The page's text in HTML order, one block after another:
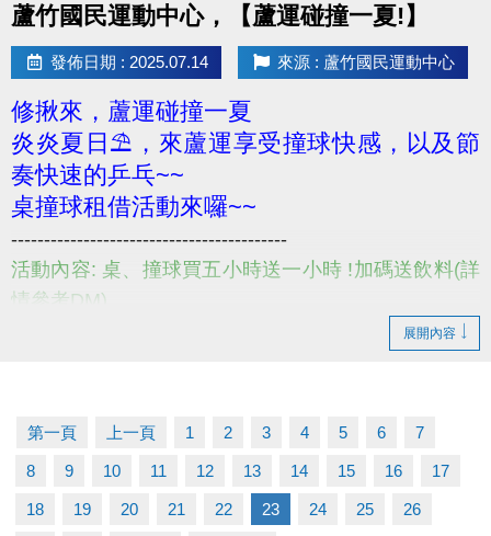
蘆竹國民運動中心，【蘆運碰撞一夏!】
發佈日期 : 2025.07.14 來源 : 蘆竹國民運動中心
修揪來，蘆運碰撞一夏
炎炎夏日⛱，來蘆運享受撞球快感，以及節
奏快速的乒乓~~
桌撞球租借活動來囉~~
------------------------------------------
活動內容: 桌、撞球買五小時送一小時 !加碼送飲料(詳
情參考DM)
若有相關問題，請不吝撥打03-2639066 #115、116
展開內容
第一頁 上一頁 1 2 3 4 5 6 7
8 9 10 11 12 13 14 15 16 17
18 19 20 21 22 23 24 25 26